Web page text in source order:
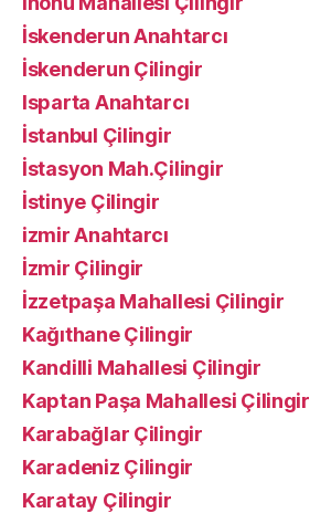
İskenderun Anahtarcı
İskenderun Çilingir
Isparta Anahtarcı
İstanbul Çilingir
İstasyon Mah.Çilingir
İstinye Çilingir
izmir Anahtarcı
İzmir Çilingir
İzzetpaşa Mahallesi Çilingir
Kağıthane Çilingir
Kandilli Mahallesi Çilingir
Kaptan Paşa Mahallesi Çilingir
Karabağlar Çilingir
Karadeniz Çilingir
Karatay Çilingir